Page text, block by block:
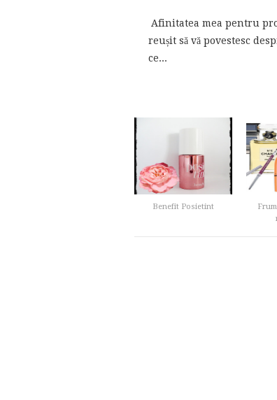
Afinitatea mea pentru
reușit să vă povestesc
ce...
Benefit Posietint